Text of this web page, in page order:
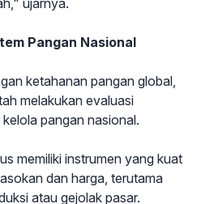
ujarnya.
Pangan Nasional
ketahanan pangan global,
melakukan evaluasi
pangan nasional.
memiliki instrumen yang kuat
dan harga, terutama
atau gejolak pasar.